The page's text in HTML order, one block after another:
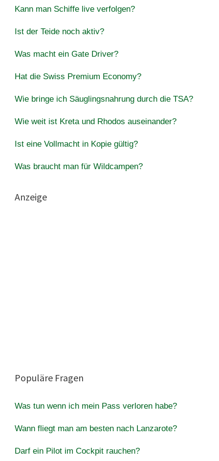
Kann man Schiffe live verfolgen?
Ist der Teide noch aktiv?
Was macht ein Gate Driver?
Hat die Swiss Premium Economy?
Wie bringe ich Säuglingsnahrung durch die TSA?
Wie weit ist Kreta und Rhodos auseinander?
Ist eine Vollmacht in Kopie gültig?
Was braucht man für Wildcampen?
Anzeige
Populäre Fragen
Was tun wenn ich mein Pass verloren habe?
Wann fliegt man am besten nach Lanzarote?
Darf ein Pilot im Cockpit rauchen?